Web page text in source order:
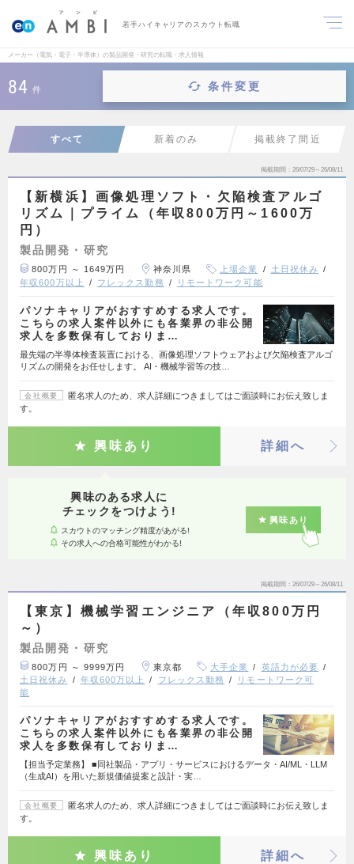
若手ハイキャリアのスカウト転職
メーカー（電気・電子・半導体）の製品開発・研究の転職・求人情報
84 件 条件変更
すべて 新着のみ 掲載終了間近
掲載期間 26/07/29～26/08/11
【新横浜】画像処理ソフト・欠陥検査アルゴ
リズム｜プライム（年収800万円～1600万
円）
製品開発・研究
800万円 ～ 1649万円 神奈川県 上場企業
土日祝休み
年収600万以上
フレックス勤務 リモートワーク可能
パソナキャリアがおすすめする求人です。
こちらの求人案件以外にも各業界の非公開
求人を多数保有しておりま…
最先端の半導体検査装置における、画像処理ソフトウェアおよび欠陥検査アルゴ
リズムの開発をお任せします。 AI・機械学習等の技…
会社概要
匿名求人のため、求人詳細につきましてはご面談時にお伝え致しま
す。
興味あり 詳細へ
興味のある求人に
チェックをつけよう!
スカウトのマッチング精度があがる!
その求人への合格可能性がわかる!
興味あり
掲載期間 26/07/29～26/08/11
【東京】機械学習エンジニア（年収800万円
～）
製品開発・研究
800万円 ～ 9999万円 東京都 大手企業
英語力が必要
土日祝休み
年収600万以上 フレックス勤務
リモートワーク可
能
パソナキャリアがおすすめする求人です。
こちらの求人案件以外にも各業界の非公開
求人を多数保有しておりま…
【担当予定業務】 ■同社製品・アプリ・サービスにおけるデータ・AI/ML・LLM
（生成AI）を用いた新規価値提案と設計・実…
会社概要
匿名求人のため、求人詳細につきましてはご面談時にお伝え致しま
す。
興味あり 詳細へ